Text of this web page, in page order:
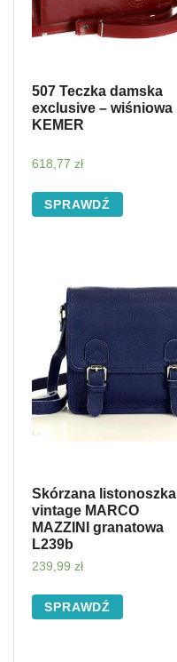
507 Teczka damska
exclusive – wiśniowa
KEMER
618,77 zł
SPRAWDŹ
Skórzana listonoszka
vintage MARCO
MAZZINI granatowa
L239b
239,99 zł
SPRAWDŹ